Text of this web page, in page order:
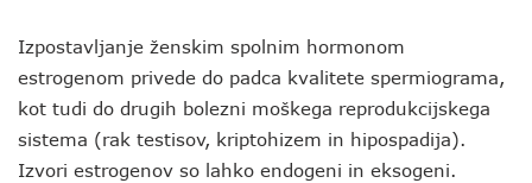
Izpostavljanje ženskim spolnim hormonom
estrogenom privede do padca kvalitete spermiograma,
kot tudi do drugih bolezni moškega reprodukcijskega
sistema (rak testisov, kriptohizem in hipospadija).
Izvori estrogenov so lahko endogeni in eksogeni.